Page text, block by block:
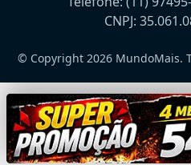
CNPJ:
© Copyright 2026 MundoMais.